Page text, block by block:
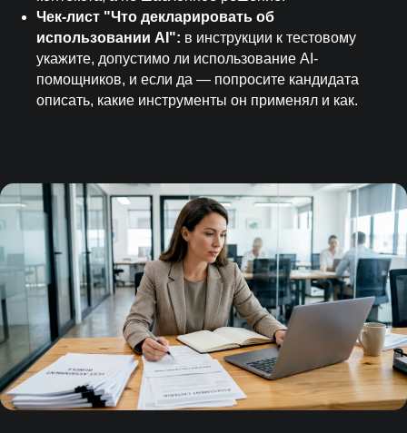
Чек-лист "Что декларировать об
использовании AI": в инструкции к тестовому
укажите, допустимо ли использование AI-
помощников, и если да — попросите кандидата
описать, какие инструменты он применял и как.